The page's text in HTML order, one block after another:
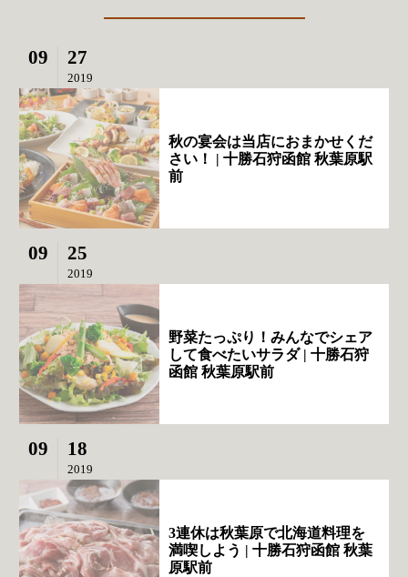
09 27
2019
秋の宴会は当店におまかせくだ
さい！ | 十勝石狩函館 秋葉原駅
前
09 25
2019
野菜たっぷり！みんなでシェア
して食べたいサラダ | 十勝石狩
函館 秋葉原駅前
09 18
2019
3連休は秋葉原で北海道料理を
満喫しよう | 十勝石狩函館 秋葉
原駅前